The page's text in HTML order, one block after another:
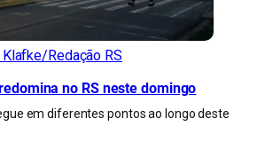
Klafke/Redação RS
no RS neste domingo
em diferentes pontos ao longo deste